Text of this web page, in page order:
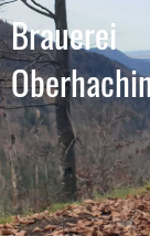
Brauerei